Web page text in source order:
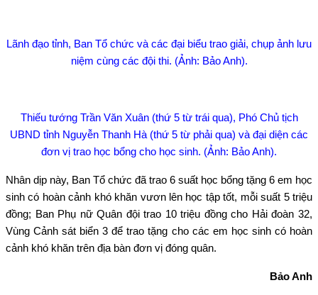
Lãnh đạo tỉnh, Ban Tổ chức và các đại biểu trao giải, chụp ảnh lưu
niệm cùng các đội thi. (Ảnh: Bảo Anh).
Thiếu tướng Trần Văn Xuân (thứ 5 từ trái qua), Phó Chủ tịch
UBND tỉnh Nguyễn Thanh Hà (thứ 5 từ phải qua) và đại diện các
đơn vị trao học bổng cho học sinh. (Ảnh: Bảo Anh).
Nhân dịp này, Ban Tổ chức đã trao 6 suất học bổng tặng 6 em học
sinh có hoàn cảnh khó khăn vươn lên học tập tốt, mỗi suất 5 triệu
đồng; Ban Phụ nữ Quân đội trao 10 triệu đồng cho Hải đoàn 32,
Vùng Cảnh sát biển 3 để trao tặng cho các em học sinh có hoàn
cảnh khó khăn trên địa bàn đơn vị đóng quân.
Bảo Anh